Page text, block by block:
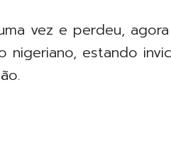
vez e perdeu,
nigeriano, estando